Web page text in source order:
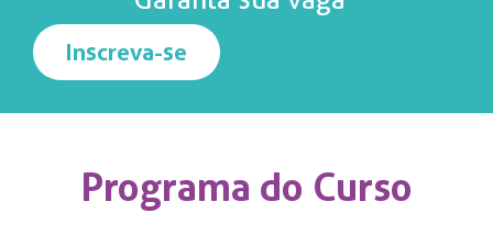
Inscreva-se
Programa do Curso